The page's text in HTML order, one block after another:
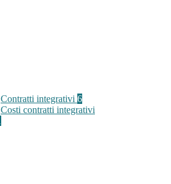
Contratti integrativi 6
Costi contratti integrativi